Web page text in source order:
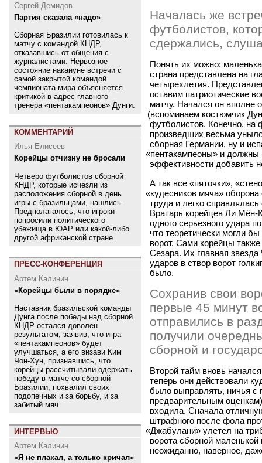
Началась же
футболистов,
сдержались,
Понять их можно:
страна представлена на
четырехлетия.
оставим патриотические
матчу. Начался он вполне
(вспоминаем костюмчик
футболистов. Конечно, на
произведших весьма
сборная Германии, ну и
«пентакампеоны» и
эффективности добавить
А так все «пяточки»,
«кудесников мяча»
труда и легко
Вратарь корейцев Ли Мён-
одного серьезного удара
что теоретически могли
ворот. Сами корейцы
Сезара. Их главная
ударов в створ ворот
было.
Сохранив свои
первые 45 минут
отправились в
получили
сборной и
Второй тайм вновь
теперь они действовали
было выправлять, ничья с
предварительным
входила. Сначала
штрафного после фола
«Джабулани» улетел на
ворота сборной
неожиданно, наверное,
Сергей Демидов
Партия сказала «надо»
Сборная Бразилии готовилась к
матчу с командой КНДР,
отказавшись от общения с
журналистами. Нервозное
состояние накануне встречи с
самой закрытой командой
чемпионата мира объясняется
критикой в адрес главного
тренера «пентакампеонов» Дунги.
КОММЕНТАРИЙ
Илья Елисеев
Корейцы отчизну не бросали
Четверо футболистов сборной
КНДР, которые исчезли из
расположения сборной в день
игры с бразильцами, нашлись.
Предполагалось, что игроки
попросили политического
убежища в ЮАР или какой-либо
другой африканской стране.
ПРЕСС-КОНФЕРЕНЦИЯ
Артем Калинин
«Корейцы были в порядке»
Наставник бразильской команды
Дунга после победы над сборной
КНДР остался доволен
результатом, заявив, что игра
«пентакампеонов» будет
улучшаться, а его визави Ким
Чон-Хун, признавшись, что
корейцы рассчитывали одержать
победу в матче со сборной
Бразилии, похвалил своих
подопечных и за борьбу, и за
забитый мяч.
ИНТЕРВЬЮ
Артем Калинин
«Я не плакал, а только кричал»